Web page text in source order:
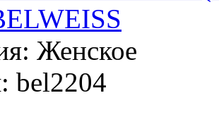
Женское
bel2204